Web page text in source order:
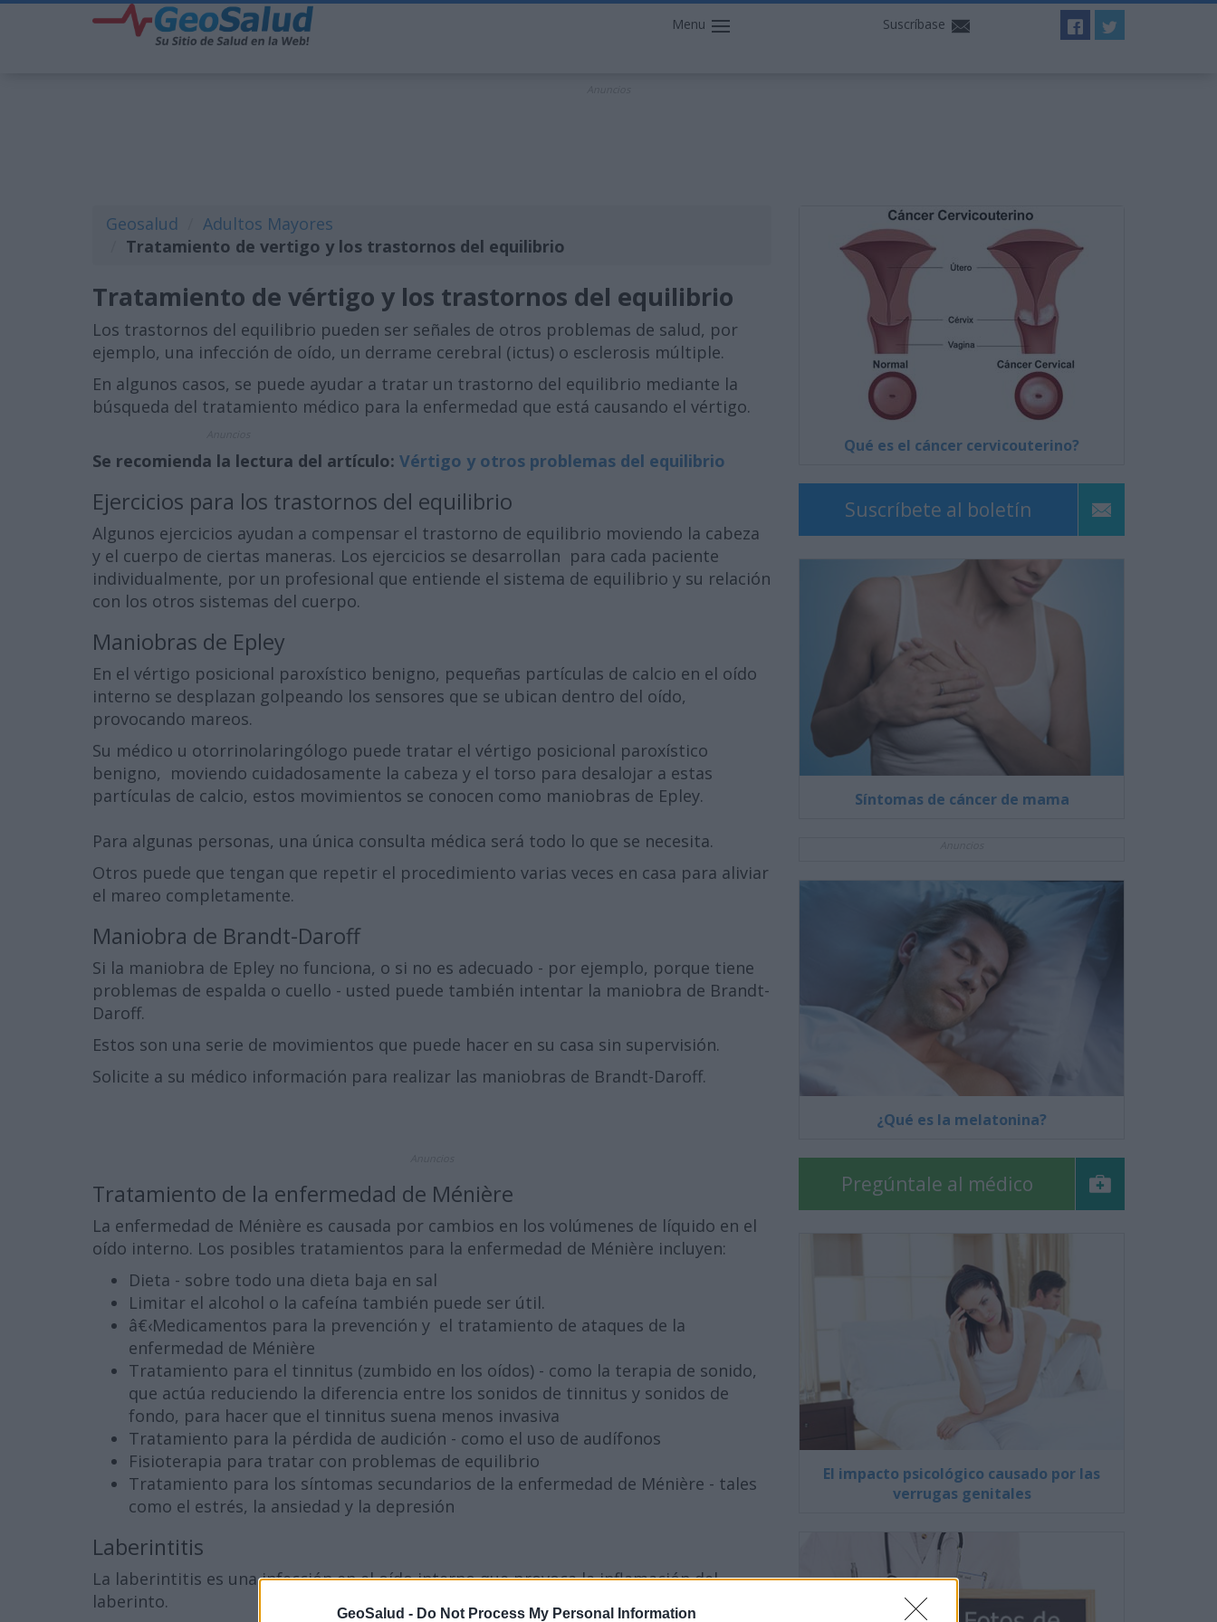
GeoSalud - Do Not Process My Personal Information
Menu Suscríbase
Geosalud
Adultos Mayores
Tratamiento de vertigo y los trastornos del equilibrio
Tratamiento de vértigo y los trastornos del equilibrio
Los trastornos del equilibrio pueden ser señales de otros problemas de salud, por
ejemplo, una infección de oído, un derrame cerebral (ictus) o esclerosis múltiple.
En algunos casos, se puede ayudar a tratar un trastorno del equilibrio mediante la
búsqueda del tratamiento médico para la enfermedad que está causando el vértigo.
Se recomienda la lectura del artículo: Vértigo y otros problemas del equilibrio
Ejercicios para los trastornos del equilibrio
Algunos ejercicios ayudan a compensar el trastorno de equilibrio moviendo la cabeza
y el cuerpo de ciertas maneras. Los ejercicios se desarrollan para cada paciente
individualmente, por un profesional que entiende el sistema de equilibrio y su relación
con los otros sistemas del cuerpo.
Maniobras de Epley
En el vértigo posicional paroxístico benigno, pequeñas partículas de calcio en el oído
interno se desplazan golpeando los sensores que se ubican dentro del oído,
provocando mareos.
Su médico u otorrinolaringólogo puede tratar el vértigo posicional paroxístico
benigno, moviendo cuidadosamente la cabeza y el torso para desalojar a estas
partículas de calcio, estos movimientos se conocen como maniobras de Epley.
Para algunas personas, una única consulta médica será todo lo que se necesita.
Otros puede que tengan que repetir el procedimiento varias veces en casa para aliviar
el mareo completamente.
Maniobra de Brandt-Daroff
Si la maniobra de Epley no funciona, o si no es adecuado - por ejemplo, porque tiene
problemas de espalda o cuello - usted puede también intentar la maniobra de Brandt-
Daroff.
Estos son una serie de movimientos que puede hacer en su casa sin supervisión.
Solicite a su médico información para realizar las maniobras de Brandt-Daroff.
Tratamiento de la enfermedad de Ménière
La enfermedad de Ménière es causada por cambios en los volúmenes de líquido en el
oído interno. Los posibles tratamientos para la enfermedad de Ménière incluyen:
Dieta - sobre todo una dieta baja en sal
Limitar el alcohol o la cafeína también puede ser útil.
â€‹Medicamentos para la prevención y el tratamiento de ataques de la
enfermedad de Ménière
Tratamiento para el tinnitus (zumbido en los oídos) - como la terapia de sonido,
que actúa reduciendo la diferencia entre los sonidos de tinnitus y sonidos de
fondo, para hacer que el tinnitus suena menos invasiva
Tratamiento para la pérdida de audición - como el uso de audífonos
Fisioterapia para tratar con problemas de equilibrio
Tratamiento para los síntomas secundarios de la enfermedad de Ménière - tales
como el estrés, la ansiedad y la depresión
Laberintitis
La laberintitis es una infección en el oído interno que provoca la inflamación del
laberinto.
Qué es el cáncer cervicouterino?
Suscríbete al boletín
Síntomas de cáncer de mama
¿Qué es la melatonina?
Pregúntale al médico
El impacto psicológico causado por las
verrugas genitales